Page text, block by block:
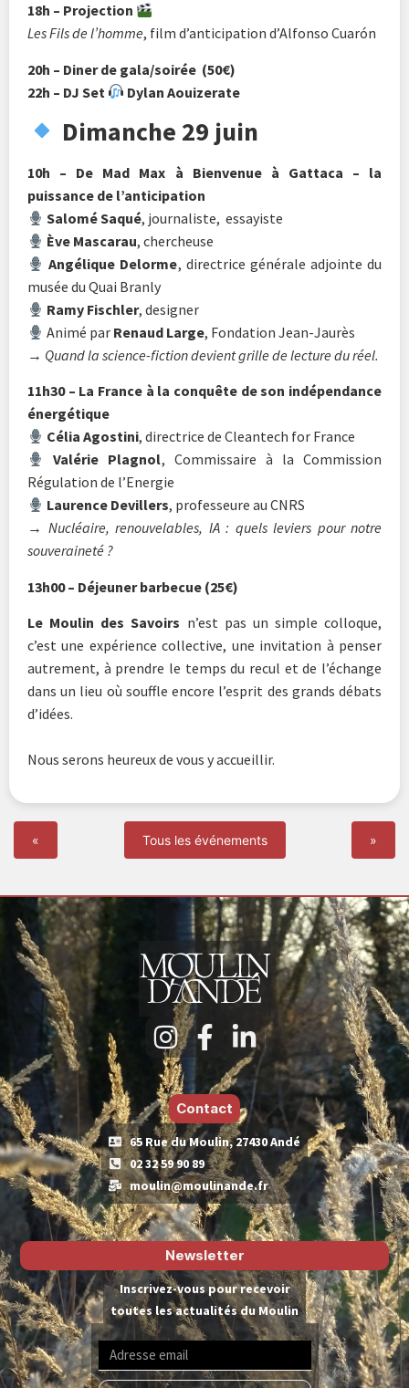
18h – Projection
Les Fils de l’homme, film d’anticipation d’Alfonso Cuarón
20h – Diner de gala/soirée (50€)
22h – DJ Set
Dylan Aouizerate
Dimanche 29 juin
10h – De Mad Max à Bienvenue à Gattaca – la
puissance de l’anticipation
Salomé Saqué, journaliste, essayiste
Ève Mascarau, chercheuse
Angélique Delorme, directrice générale adjointe du
musée du Quai Branly
Ramy Fischler, designer
Animé par Renaud Large, Fondation Jean-Jaurès
→ Quand la science-fiction devient grille de lecture du réel.
11h30 – La France à la conquête de son indépendance
énergétique
Célia Agostini, directrice de Cleantech for France
Valérie Plagnol, Commissaire à la Commission
Régulation de l’Energie
Laurence Devillers, professeure au CNRS
→ Nucléaire, renouvelables, IA : quels leviers pour notre
souveraineté ?
13h00 – Déjeuner barbecue (25€)
Le Moulin des Savoirs n’est pas un simple colloque,
c’est une expérience collective, une invitation à penser
autrement, à prendre le temps du recul et de l’échange
dans un lieu où souffle encore l’esprit des grands débats
d’idées.
Nous serons heureux de vous y accueillir.
« Tous les événements »
Contact
65 Rue du Moulin, 27430 Andé
02 32 59 90 89
moulin@moulinande.fr
Newsletter
Inscrivez-vous pour recevoir
toutes les actualités du Moulin